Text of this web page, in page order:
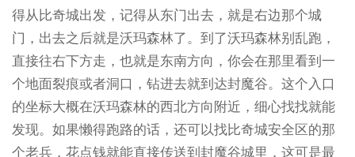
得从比奇城出发，记得从东门出去，就是右边那个城
门，出去之后就是沃玛森林了。到了沃玛森林别乱跑，
直接往右下方走，也就是东南方向，你会在那里看到一
个地面裂痕或者洞口，钻进去就到达封魔谷。这个入口
的坐标大概在沃玛森林的西北方向附近，细心找找就能
发现。如果懒得跑路的话，还可以找比奇城安全区的那
个老兵，花点钱就能直接传送到封魔谷城里，这可是最